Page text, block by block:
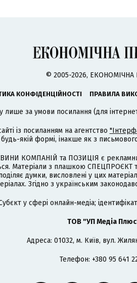
© 2005-2026, ЕКОНОМІЧНА
КОНФІДЕНЦІЙНОСТІ ПРАВИЛА
лише за умови посилання (для
із посиланням на агентство
якій формі, інакше як з
КОМПАНІЙ та ПОЗИЦІЯ є
Матеріали з плашкою
думки, висловлені у цих
Згідно з українським
у сфері онлайн-медіа;
ТОВ "УП Медіа
Адреса: 01032, м. Київ, вул.
Телефон: +380 95 641